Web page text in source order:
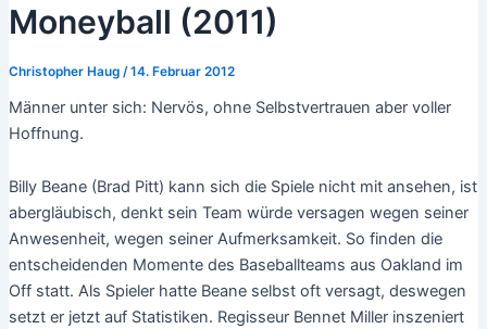
Moneyball (2011)
Christopher Haug /14. Februar 2012
Männer unter sich: Nervös, ohne Selbstvertrauen aber voller
Hoffnung.
Billy Beane (Brad Pitt) kann sich die Spiele nicht mit ansehen, ist
abergläubisch, denkt sein Team würde versagen wegen seiner
Anwesenheit, wegen seiner Aufmerksamkeit. So finden die
entscheidenden Momente des Baseballteams aus Oakland im
Off statt. Als Spieler hatte Beane selbst oft versagt, deswegen
setzt er jetzt auf Statistiken. Regisseur Bennet Miller inszeniert